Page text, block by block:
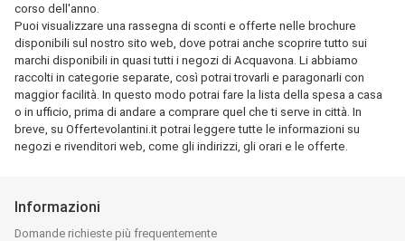
corso dell'anno.
Puoi visualizzare una rassegna di sconti e offerte nelle brochure
disponibili sul nostro sito web, dove potrai anche scoprire tutto sui
marchi disponibili in quasi tutti i negozi di Acquavona. Li abbiamo
raccolti in categorie separate, così potrai trovarli e paragonarli con
maggior facilità. In questo modo potrai fare la lista della spesa a casa
o in ufficio, prima di andare a comprare quel che ti serve in città. In
breve, su Offertevolantini.it potrai leggere tutte le informazioni su
negozi e rivenditori web, come gli indirizzi, gli orari e le offerte.
Informazioni
Domande richieste più frequentemente